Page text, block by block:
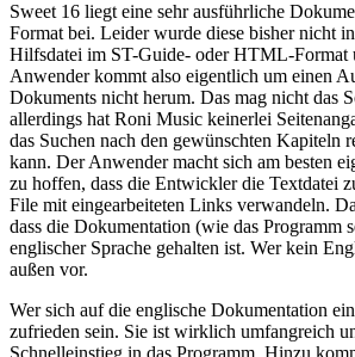
Sweet 16 liegt eine sehr ausführliche
Format bei. Leider wurde diese bisher nicht
Hilfsdatei im ST-Guide- oder HTML-Format
Anwender kommt also eigentlich um einen
Dokuments nicht herum. Das mag nicht das
allerdings hat Roni Music keinerlei
das Suchen nach den gewünschten Kapiteln
kann. Der Anwender macht sich am besten
zu hoffen, dass die Entwickler die Textdatei
File mit eingearbeiteten Links verwandeln.
dass die Dokumentation (wie das Programm
englischer Sprache gehalten ist. Wer kein
außen vor.
Wer sich auf die englische Dokumentation
zufrieden sein. Sie ist wirklich umfangreich